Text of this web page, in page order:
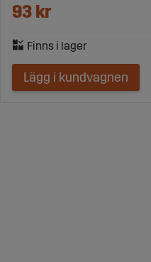
93 kr
Lägg i kundvagnen